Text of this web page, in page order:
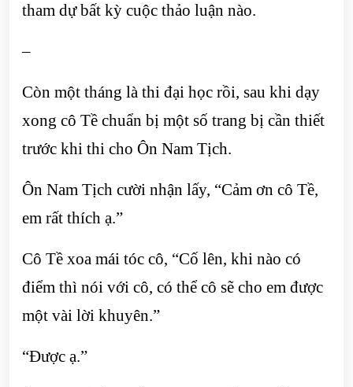
tham dự bất kỳ cuộc thảo luận nào.
–
Còn một tháng là thi đại học rồi, sau khi dạy
xong cô Tề chuẩn bị một số trang bị cần thiết
trước khi thi cho Ôn Nam Tịch.
Ôn Nam Tịch cười nhận lấy, “Cảm ơn cô Tề,
em rất thích ạ.”
Cô Tề xoa mái tóc cô, “Cố lên, khi nào có
điểm thì nói với cô, có thể cô sẽ cho em được
một vài lời khuyên.”
“Được ạ.”